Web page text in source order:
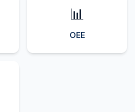
📊
OEE